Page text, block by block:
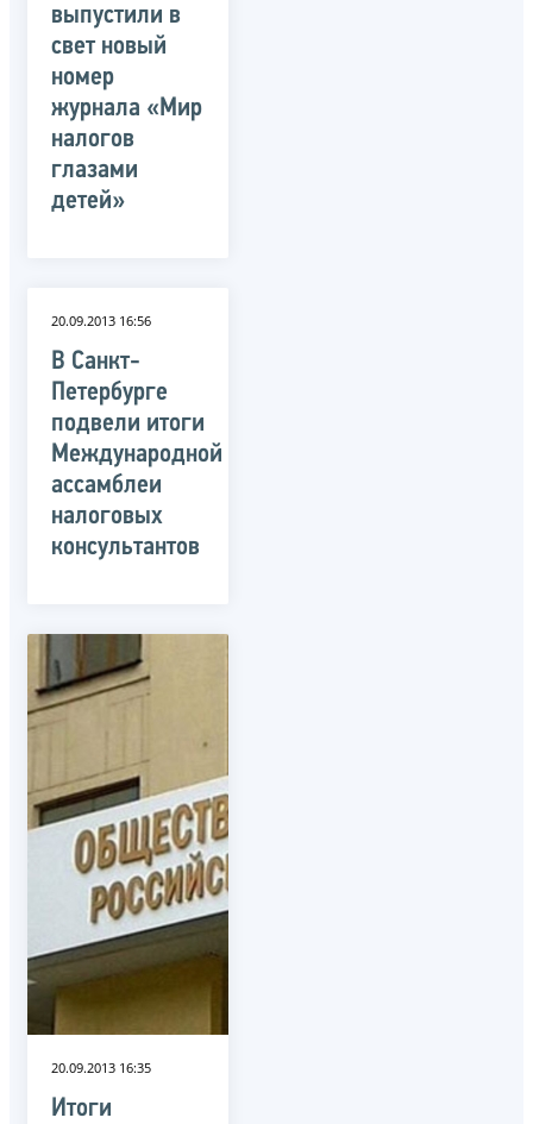
выпустили в
свет новый
номер
журнала «Мир
налогов
глазами
детей»
20.09.2013 16:56
В Санкт-
Петербурге
подвели итоги
Международной
ассамблеи
налоговых
консультантов
20.09.2013 16:35
Итоги